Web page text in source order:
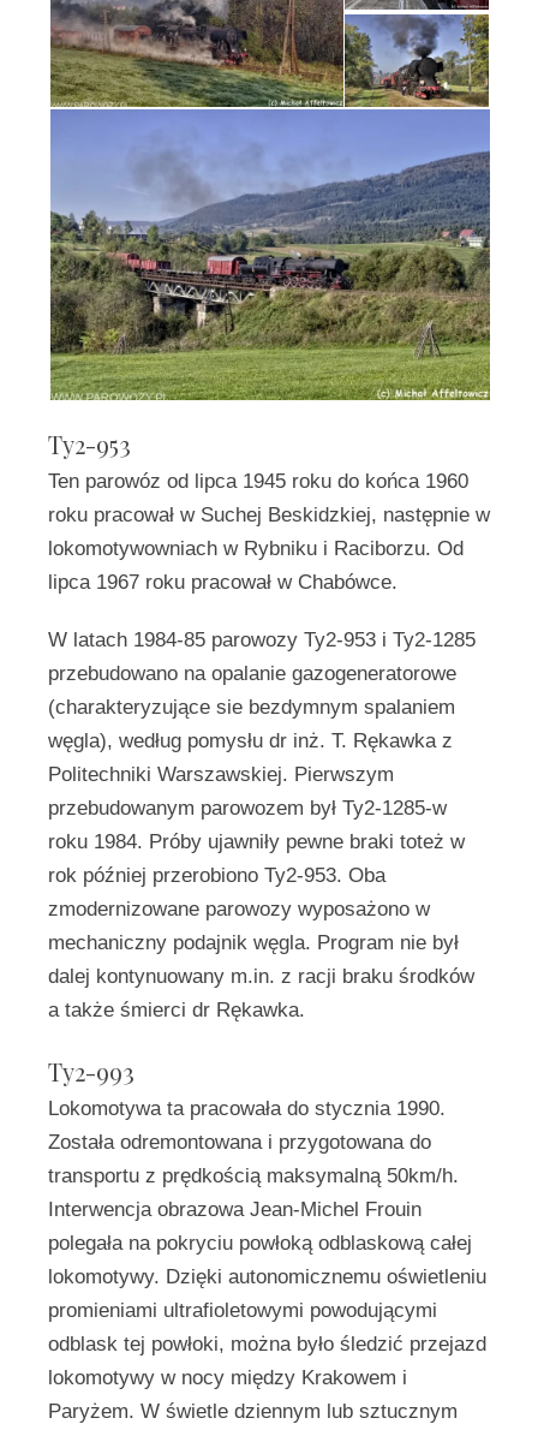
Ty2-953
Ten parowóz od lipca 1945 roku do końca 1960
roku pracował w Suchej Beskidzkiej, następnie w
lokomotywowniach w Rybniku i Raciborzu. Od
lipca 1967 roku pracował w Chabówce.
W latach 1984-85 parowozy Ty2-953 i Ty2-1285
przebudowano na opalanie gazogeneratorowe
(charakteryzujące sie bezdymnym spalaniem
węgla), według pomysłu dr inż. T. Rękawka z
Politechniki Warszawskiej. Pierwszym
przebudowanym parowozem był Ty2-1285-w
roku 1984. Próby ujawniły pewne braki toteż w
rok później przerobiono Ty2-953. Oba
zmodernizowane parowozy wyposażono w
mechaniczny podajnik węgla. Program nie był
dalej kontynuowany m.in. z racji braku środków
a także śmierci dr Rękawka.
Ty2-993
Lokomotywa ta pracowała do stycznia 1990.
Została odremontowana i przygotowana do
transportu z prędkością maksymalną 50km/h.
Interwencja obrazowa Jean-Michel Frouin
polegała na pokryciu powłoką odblaskową całej
lokomotywy. Dzięki autonomicznemu oświetleniu
promieniami ultrafioletowymi powodującymi
odblask tej powłoki, można było śledzić przejazd
lokomotywy w nocy między Krakowem i
Paryżem. W świetle dziennym lub sztucznym